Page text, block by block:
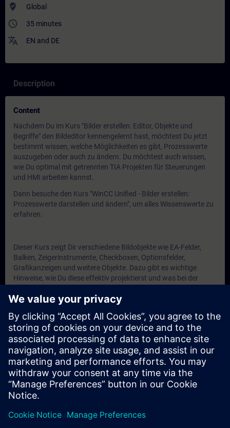
where_to_vote Global
access_time 35 minutes
translate EN and DE
Description
Content
Nachdem Du im Kurs "Bilder erstellen: Editor, Objekte und
Begriffe" den Bildeditor kennengelernt hast, möchtest Du jetzt
bestimmt wissen, welche Möglichkeiten es gibt, Prozesswerte
auszugeben oder auch zu ändern. Du möchtest auch wissen,
wie Du optimal mit getrennten TIA Projekten für Steuerungen
und HMI arbeiten kannst.
Dann besuche den Kurs "WinCC Unified - Bilder erstellen:
Prozesswerte darstellen und ändern", um alles Wissenswerte zu
erfahren.
Dieser Kurs zeigt Dir verschiedene Bildobjekte wie EA-Felder,
Balken, Zeigerinstrumente, Checkboxen, Optionsfelder,
Grafikanzeigen und weitere Objekte. Dazu gibt es wichtige
Hinweise, wie Du diese effektiv projektierst und was bei der
Auch lernst Du die Projektierung von Text- und Grafiklisten und
wie Du diese dann vielfach verwenden kannst.
Erstellt mit ...
WinCC Unified Engineering V20
WinCC Unified PC Runtime V20
Unified Comfort Panels